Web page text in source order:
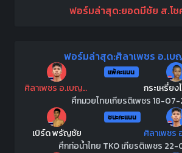
ฟอร์มล่าสุด:ยอดมีชัย ส.โ
ฟอร์มล่าสุด:ศิลาเพชร อ.เบ
แพ้คะแนน
ศิลาเพชร อ.เบญจมาศ
ศึกมวยไทยเกียรติเพชร 18-
ชนะคะแนน
เบิร์ด พรัญชัย
ศึกท่อน้ำไทย TKO เกียรติเพชร